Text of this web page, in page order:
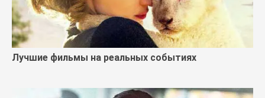
Лучшие фильмы на реальных событиях